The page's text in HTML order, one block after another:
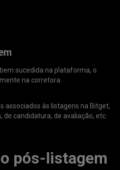
sucedida na plataforma, o
na corretora.
associados às listagens na Bitget,
candidatura, de avaliação, etc.
pós-listagem